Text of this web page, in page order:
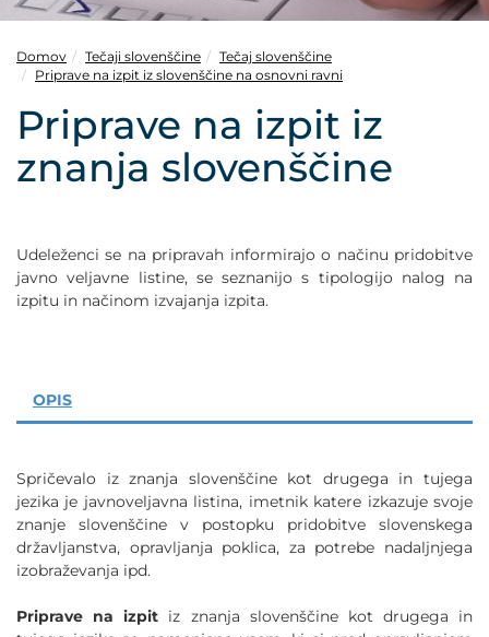
OZNAČI NASLOVE
PODČRTAJ POVEZAVE
IZJAVA O DOSTOPNOSTI
Domov Tečaji slovenščine
Tečaj slovenščine
Priprave na izpit iz slovenščine na osnovni ravni
Priprave na izpit iz
znanja slovenščine
Udeleženci se na pripravah informirajo o načinu pridobitve
javno veljavne listine, se seznanijo s tipologijo nalog na
izpitu in načinom izvajanja izpita.
OPIS
Spričevalo iz znanja slovenščine kot drugega in tujega
jezika je javnoveljavna listina, imetnik katere izkazuje svoje
znanje slovenščine v postopku pridobitve slovenskega
državljanstva, opravljanja poklica, za potrebe nadaljnjega
izobraževanja ipd.
Priprave na izpit iz znanja slovenščine kot drugega in